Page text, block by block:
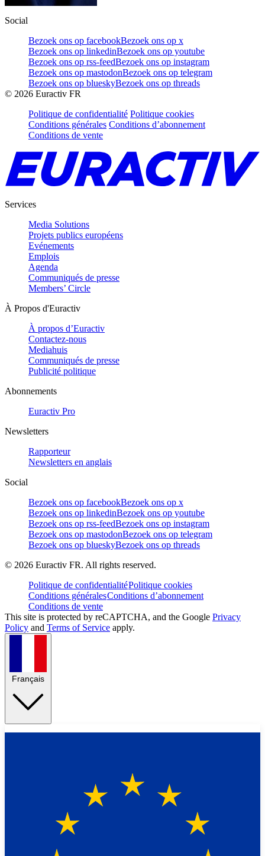
Social
Bezoek ons op facebookBezoek ons op x
Bezoek ons op linkedinBezoek ons op youtube
Bezoek ons op rss-feedBezoek ons op instagram
Bezoek ons op mastodonBezoek ons op telegram
Bezoek ons op blueskyBezoek ons op threads
© 2026 Euractiv FR
Politique de confidentialité Politique cookies
Conditions générales Conditions d’abonnement
Conditions de vente
Services
Media Solutions
Projets publics européens
Evénements
Emplois
Agenda
Communiqués de presse
Members’ Circle
À Propos d'Euractiv
À propos d’Euractiv
Contactez-nous
Mediahuis
Communiqués de presse
Publicité politique
Abonnements
Euractiv Pro
Newsletters
Rapporteur
Newsletters en anglais
Social
Bezoek ons op facebookBezoek ons op x
Bezoek ons op linkedinBezoek ons op youtube
Bezoek ons op rss-feedBezoek ons op instagram
Bezoek ons op mastodonBezoek ons op telegram
Bezoek ons op blueskyBezoek ons op threads
© 2026 Euractiv FR. All rights reserved.
Politique de confidentialitéPolitique cookies
Conditions généralesConditions d’abonnement
Conditions de vente
This site is protected by reCAPTCHA, and the Google Privacy
Policy and Terms of Service apply.
Français